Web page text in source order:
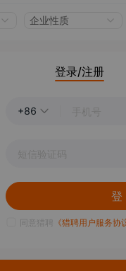
企业性质
登录/注册
+86
登
同意猎聘 《猎聘用户服务协